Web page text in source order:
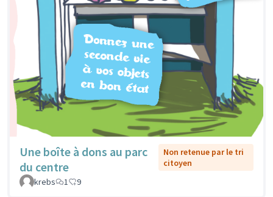
Une boîte à dons au parc
du centre
Non retenue par le tri
citoyen
krebs
1 9